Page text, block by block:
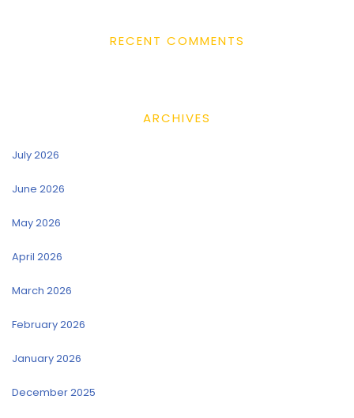
RECENT COMMENTS
ARCHIVES
July 2026
June 2026
May 2026
April 2026
March 2026
February 2026
January 2026
December 2025